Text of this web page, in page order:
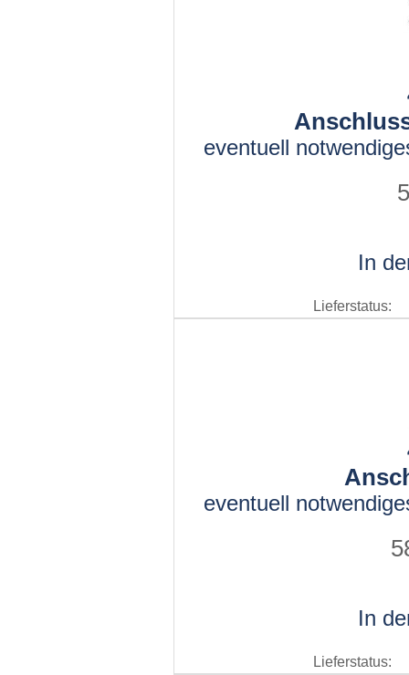
eventuell
In
Lieferstatus:
eventuell
In
Lieferstatus: